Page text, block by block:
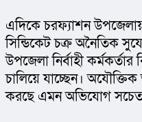
এদিকে চরফ্যাশন
সিন্ডিকেট চক্র অনৈতিক
উপজেলা নির্বাহী কর্মকর্তার
চালিয়ে যাচ্ছেন।
করছে এমন অভিযোগ